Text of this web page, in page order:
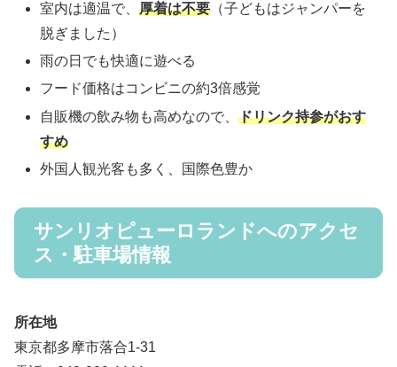
室内は適温で、厚着は不要 （子どもはジャンパーを
脱ぎました）
雨の日でも快適に遊べる
フード価格はコンビニの約3倍感覚
自販機の飲み物も高めなので、ドリンク持参がおす
すめ
外国人観光客も多く、国際色豊か
サンリオピューロランドへのアクセ
ス・駐車場情報
所在地
東京都多摩市落合1-31